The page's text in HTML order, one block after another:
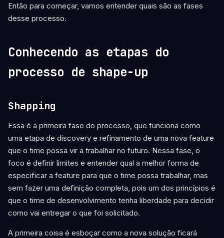
Então para começar, vamos entender quais são as fases
desse processo.
Conhecendo as etapas do
processo de shape-up
Shapping
Essa é a primeira fase do processo, que funciona como
uma etapa de discovery e refinamento de uma nova feature
que o time possa vir a trabalhar no futuro. Nessa fase, o
foco é definir limites e entender qual a melhor forma de
especificar a feature para que o time possa trabalhar, mas
sem fazer uma definição completa, pois um dos princípios é
que o time de desenvolvimento tenha liberdade para decidir
como vai entregar o que foi solicitado.
A primeira coisa é esboçar como a nova solução ficará